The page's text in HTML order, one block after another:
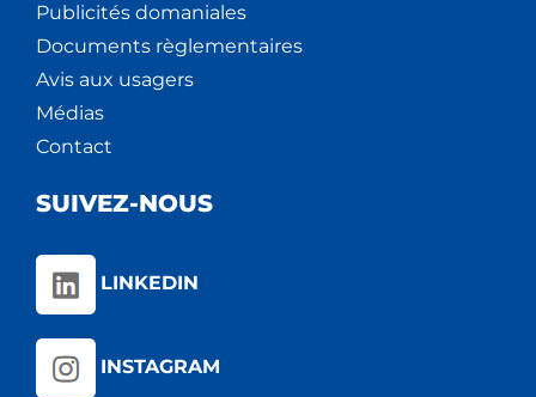
Publicités domaniales
Documents règlementaires
Avis aux usagers
Médias
Contact
SUIVEZ-NOUS
LINKEDIN
INSTAGRAM